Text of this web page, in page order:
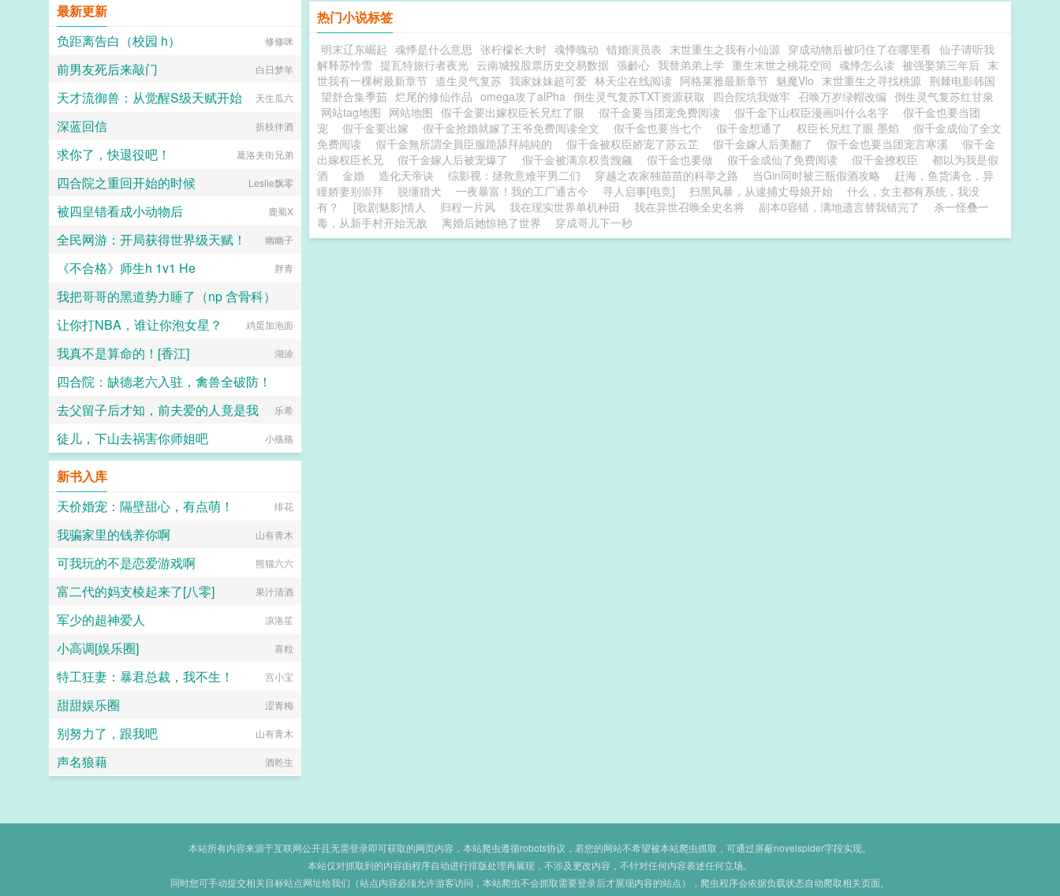
热门小说标签
明末辽东崛起 魂悸是什么意思 张柠檬长大时 魂悸魄动 错婚演员表 末世重生之我有小仙源 穿成动物后被叼住了在哪里看 仙子请听我
解释苏怜雪 提瓦特旅行者夜光 云南城投股票历史交易数据 張齡心 我替弟弟上学 重生末世之桃花空间 魂悸怎么读 被强娶第三年后 末
世我有一棵树最新章节 道生灵气复苏 我家妹妹超可爱 林天尘在线阅读 阿格莱雅最新章节 魅魔Vlo 末世重生之寻找桃源 荆棘电影韩国
望舒合集季茹 烂尾的修仙作品 omega攻了alPha 倒生灵气复苏TXT资源获取 四合院坑我做牢 召唤万岁绿帽改编 倒生灵气复苏红甘泉
网站tag地图 网站地图 假千金要出嫁权臣长兄红了眼 假千金要当团宠免费阅读 假千金下山权臣漫画叫什么名字
假千金也要当团
宠
假千金要出嫁 假千金抢婚就嫁了王爷免费阅读全文 假千金也要当七个 假千金想通了 权臣长兄红了眼 墨焰
假千金成仙了全文
免费阅读
假千金無所謂全員臣服跪舔拜純純的 假千金被权臣娇宠了苏云芷 假千金嫁人后美翻了 假千金也要当团宠言寒溪
假千金
出嫁权臣长兄
假千金嫁人后被宠爆了 假千金被满京权贵觊觎 假千金也要做 假千金成仙了免费阅读 假千金撩权臣
都以为我是假
酒
金婚 造化天帝诀 综影视：拯救意难平男二们 穿越之农家独苗苗的科举之路 当Gin同时被三瓶假酒攻略
赶海，鱼货满仓，异
瞳娇妻别崇拜
脱缰猎犬 一夜暴富！我的工厂通古今 寻人启事[电竞] 扫黑风暴，从逮捕丈母娘开始
什么，女主都有系统，我没
有？
[歌剧魅影]情人 归程一片风 我在现实世界单机种田 我在异世召唤全史名将 副本0容错，满地遗言替我错完了
杀一怪叠一
毒，从新手村开始无敌
离婚后她惊艳了世界 穿成哥儿下一秒
最新更新
负距离告白（校园 h）
修修咪
前男友死后来敲门 白日梦羊
天才流御兽：从觉醒S级天赋开始 天生瓜六
深蓝回信 折枝伴酒
求你了，快退役吧！ 葛洛夫街兄弟
四合院之重回开始的时候 Leslie飘零
被四皇错看成小动物后 鹿蜀X
全民网游：开局获得世界级天赋！ 幽幽子
《不合格》师生h 1v1 He 胖青
我把哥哥的黑道势力睡了（np 含骨科）
子时南笙烟
让你打NBA，谁让你泡女星？ 鸡蛋加泡面
我真不是算命的！[香江] 湖涂
四合院：缺德老六入驻，禽兽全破防！
一把破键盘
去父留子后才知，前夫爱的人竟是我 乐希
徒儿，下山去祸害你师姐吧 小殇殇
新书入库
天价婚宠：隔壁甜心，有点萌！
绯花
我骗家里的钱养你啊 山有青木
可我玩的不是恋爱游戏啊 熊猫六六
富二代的妈支棱起来了[八零] 果汁清酒
军少的超神爱人 凉洛笙
小高调[娱乐圈] 喜粒
特工狂妻：暴君总裁，我不生！ 宫小宝
甜甜娱乐圈 涩青梅
别努力了，跟我吧 山有青木
声名狼藉 酒乾生
本站所有内容来源于互联网公开且无需登录即可获取的网页内容，本站爬虫遵循robots协议，若您的网站不希望被本站爬虫抓取，可通过屏蔽novelspider字段实现。
本站仅对抓取到的内容由程序自动进行排版处理再展现，不涉及更改内容，不针对任何内容表述任何立场。
同时您可手动提交相关目标站点网址给我们（站点内容必须允许游客访问，本站爬虫不会抓取需要登录后才展现内容的站点），爬虫程序会依据负载状态自动爬取相关页面。